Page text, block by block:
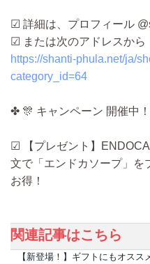
☑ 詳細は、プロフィール
☑ または次のアドレスから
https://shanti-phula.net/ja/
category_id=64
✤ 🎊 キャンペーン 開催中
☑ 【プレゼント】
文で「エンドカソープ」を
お得！
関連記事はこちら
【新登場！】ギフトにもオス